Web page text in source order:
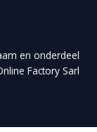
en onderdeel
Factory Sarl